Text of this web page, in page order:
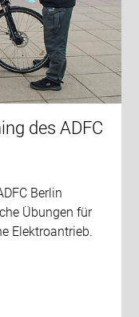
des ADFC
Berlin
Übungen für
Elektroantrieb.